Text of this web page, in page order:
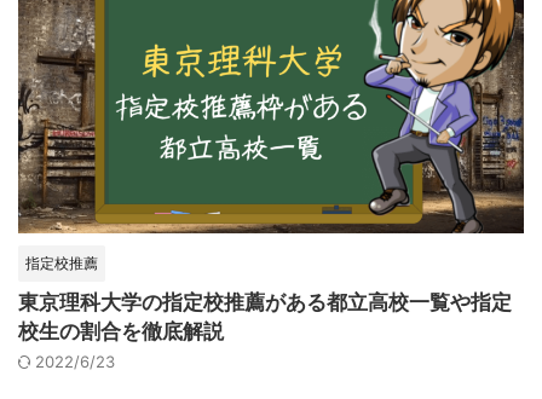
指定校推薦
東京理科大学の指定校推薦がある都立高校一覧や指定
校生の割合を徹底解説
2022/6/23